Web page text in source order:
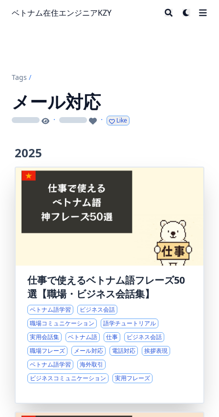
ベトナム在住エンジニアKZY
Tags /
メール対応
loading · loading · Like
2025
仕事で使えるベトナム語フレーズ50
選【職場・ビジネス会話集】
ベトナム語学習
ビジネス会話
職場コミュニケーション
語学チュートリアル
実用会話集
ベトナム語 仕事
ビジネス会話
職場フレーズ
メール対応 電話対応
挨拶表現
ベトナム語学習
海外取引
ビジネスコミュニケーション
実用フレーズ